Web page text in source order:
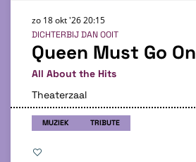
Queen Must Go On
All About the Hits
DICHTERBIJ DAN OOIT
zo 18 okt '2620:15
Theaterzaal
MUZIEK TRIBUTE